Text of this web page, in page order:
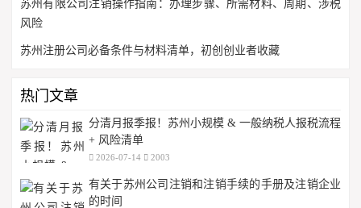
苏州有限公司注销操作指南：办理步骤、所需材料、周期、涉税
风险
苏州注册公司必备条件与材料清单，初创创业者收藏
热门文章
分清月报季报！苏州小规模 & 一般纳税人报税流程
+ 风险清单
2026-07-14 2003
有关于苏州公司注销和注销手续的手册及注销企业
的时间